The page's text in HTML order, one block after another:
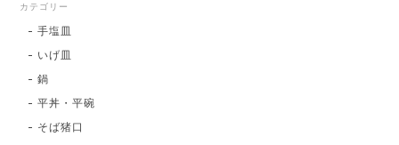
カテゴリー
手塩皿
いげ皿
鍋
平丼・平碗
そば猪口